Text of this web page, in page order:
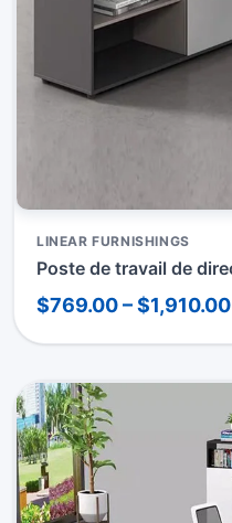
LINEAR FURNISHINGS
Poste de travail de
$769.00 – $1,910.00